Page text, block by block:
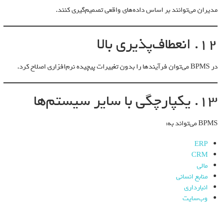
مدیران می‌توانند بر اساس داده‌های واقعی تصمیم‌گیری کنند.
12. انعطاف‌پذیری بالا
در BPMS می‌توان فرآیندها را بدون تغییرات پیچیده نرم‌افزاری اصلاح کرد.
13. یکپارچگی با سایر سیستم‌ها
BPMS می‌تواند به:
ERP
CRM
مالی
منابع انسانی
انبارداری
وب‌سایت